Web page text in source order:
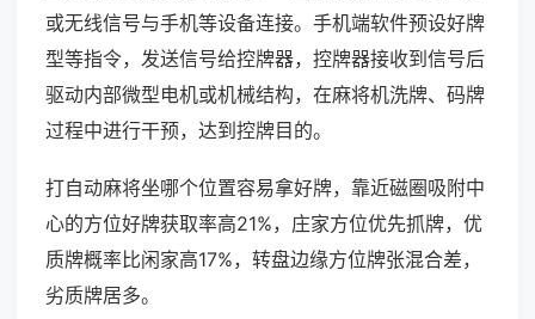
或无线信号与手机等设备连接。手机端软件预设好牌
型等指令，发送信号给控牌器，控牌器接收到信号后
驱动内部微型电机或机械结构，在麻将机洗牌、码牌
过程中进行干预，达到控牌目的。
打自动麻将坐哪个位置容易拿好牌，靠近磁圈吸附中
心的方位好牌获取率高21%，庄家方位优先抓牌，优
质牌概率比闲家高17%，转盘边缘方位牌张混合差，
劣质牌居多。